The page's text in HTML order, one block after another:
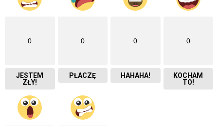
0
JESTEM
ZŁY!
0
PŁACZĘ
0
HAHAHA!
0
KOCHAM
TO!